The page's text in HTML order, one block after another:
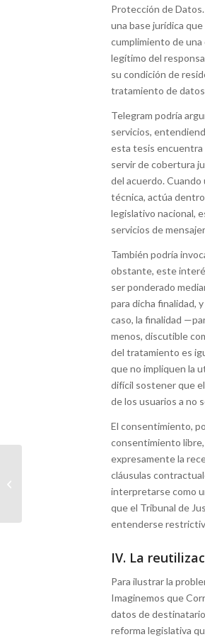
Protección de
una base jurídica
cumplimiento de
legítimo del
su condición de
tratamiento de
Telegram podría
servicios,
esta tesis encuentra
servir de cobertura
del acuerdo.
técnica, actúa
legislativo nacional,
servicios de
También podría
obstante, este
ser ponderado
para dicha finalidad,
caso, la finalidad
menos, discutible
del tratamiento es
que no impliquen la
difícil sostener que
de los usuarios a no
El consentimiento,
consentimiento
expresamente la
cláusulas
interpretarse como
que el Tribunal de
entenderse
IV. La
Para ilustrar la
Imaginemos que
datos de
reforma legislativa